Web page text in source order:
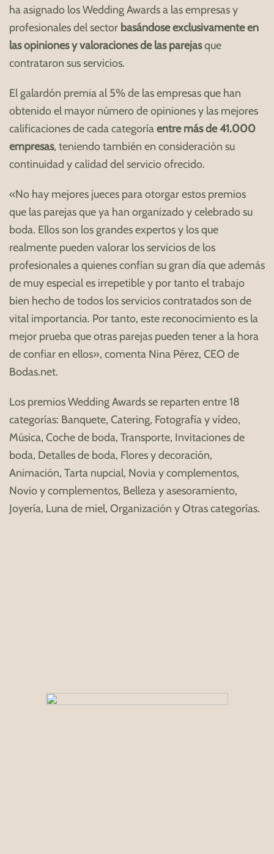
ha asignado los Wedding Awards a las empresas y
profesionales del sector basándose exclusivamente en
las opiniones y valoraciones de las parejasque
contrataron sus servicios.
El galardón premia al 5% de las empresas que han
obtenido el mayor número de opiniones y las mejores
calificaciones de cada categoríaentre más de 41.000
empresas, teniendo también en consideración su
continuidad y calidad del servicio ofrecido.
«No hay mejores jueces para otorgar estos premios
que las parejas que ya han organizado y celebrado su
boda. Ellos son los grandes expertos y los que
realmente pueden valorar los servicios de los
profesionales a quienes confían su gran día que además
de muy especial es irrepetible y por tanto el trabajo
bien hecho de todos los servicios contratados son de
vital importancia. Por tanto, este reconocimiento es la
mejor prueba que otras parejas pueden tener a la hora
de confiar en ellos», comenta Nina Pérez, CEO de
Bodas.net.
Los premios Wedding Awards se reparten entre 18
categorías: Banquete, Catering, Fotografía y vídeo,
Música, Coche de boda, Transporte, Invitaciones de
boda, Detalles de boda, Flores y decoración,
Animación, Tarta nupcial, Novia y complementos,
Novio y complementos, Belleza y asesoramiento,
Joyería, Luna de miel, Organización y Otras categorías.